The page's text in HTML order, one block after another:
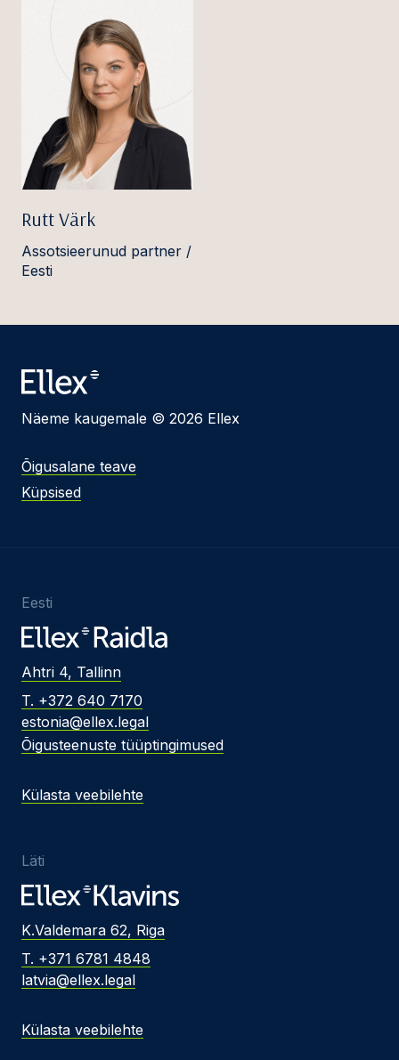
Rutt Värk
Assotsieerunud partner /
Eesti
Näeme kaugemale © 2026 Ellex
Õigusalane teave
Küpsised
Eesti
Ahtri 4, Tallinn
T. +372 640 7170
estonia@ellex.legal
Õigusteenuste tüüptingimused
Külasta veebilehte
Läti
K.Valdemara 62, Riga
T. +371 6781 4848
latvia@ellex.legal
Külasta veebilehte